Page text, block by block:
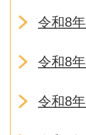
令和8
令和8
令和8